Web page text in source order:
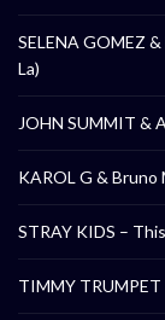
SELENA GOMEZ
La)
JOHN SUMMIT &
KAROL G & Bruno
STRAY KIDS –
TIMMY TRUMPET